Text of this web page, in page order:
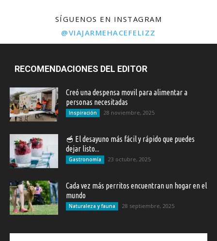
SÍGUENOS EN INSTAGRAM
@VIAJARMEHACEFELIZZ
RECOMENDACIONES DEL EDITOR
Creó una despensa movil para alimentar a
personas necesitadas
Inspiración 28 noviembre, 2025
🥣 El desayuno más fácil y rápido que puedes
dejar listo...
Gastronomía 23 octubre, 2025
Cada vez más perritos encuentran un hogar en el
mundo
Naturaleza y fauna 28 septiembre, 2025